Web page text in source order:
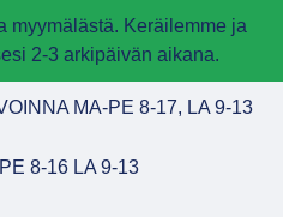
myymälästä. Keräilemme ja
2-3 arkipäivän aikana.
MA-PE 8-17, LA 9-13
8-16 LA 9-13